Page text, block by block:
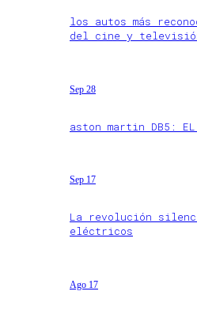
los autos más
del cine y
Sep 28
aston martin DB5: EL
Sep 17
La revolución
eléctricos
Ago 17